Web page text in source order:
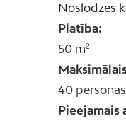
Noslodzes
Platība:
50 m²
40 personas
Pieejamais